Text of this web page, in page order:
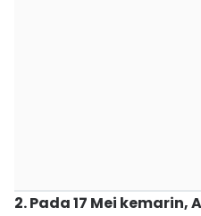
2. Pada 17 Mei kemarin,